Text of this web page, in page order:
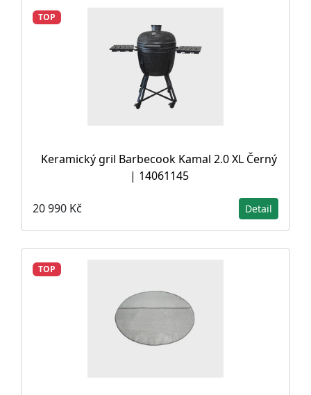
TOP
Keramický gril Barbecook Kamal 2.0 XL Černý
| 14061145
20 990 Kč Detail
TOP